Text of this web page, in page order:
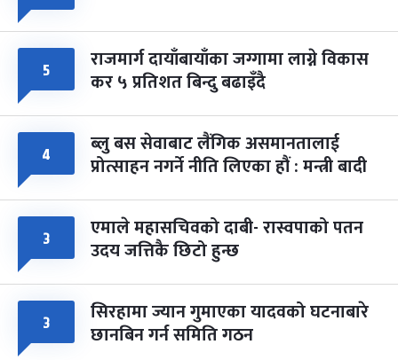
५ राजमार्ग दायाँबायाँका जग्गामा लाग्ने विकास
कर ५ प्रतिशत बिन्दु बढाइँदै
४ ब्लु बस सेवाबाट लैंगिक असमानतालाई
प्रोत्साहन नगर्ने नीति लिएका हौं : मन्त्री बादी
३ एमाले महासचिवको दाबी- रास्वपाको पतन
उदय जत्तिकै छिटो हुन्छ
३ सिरहामा ज्यान गुमाएका यादवको घटनाबारे
छानबिन गर्न समिति गठन